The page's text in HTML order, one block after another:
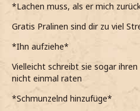
*Lachen muss, als er mich
Gratis Pralinen sind dir zu viel
*Ihn aufziehe*
Vielleicht schreibt sie sogar
nicht einmal raten
*Schmunzelnd hinzufüge*